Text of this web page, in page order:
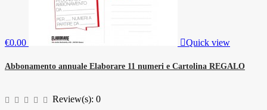
€0.00 Quick view
Abbonamento annuale Elaborare 11 numeri e Cartolina REGALO
Review(s): 0